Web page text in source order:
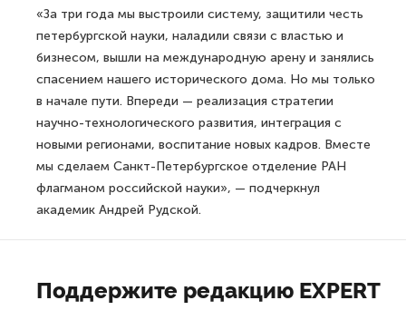
«За три года мы выстроили систему, защитили честь
петербургской науки, наладили связи с властью и
бизнесом, вышли на международную арену и занялись
спасением нашего исторического дома. Но мы только
в начале пути. Впереди — реализация стратегии
научно-технологического развития, интеграция с
новыми регионами, воспитание новых кадров. Вместе
мы сделаем Санкт-Петербургское отделение РАН
флагманом российской науки», — подчеркнул
академик Андрей Рудской.
Поддержите редакцию EXPERT